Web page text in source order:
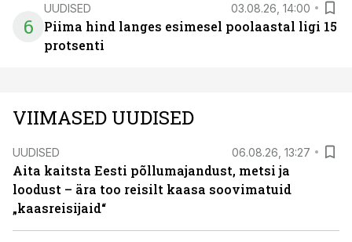
6
UUDISED 03.08.26, 14:00
Piima hind langes esimesel poolaastal ligi 15
protsenti
VIIMASED UUDISED
UUDISED 06.08.26, 13:27
Aita kaitsta Eesti põllumajandust, metsi ja
loodust – ära too reisilt kaasa soovimatuid
„kaasreisijaid“